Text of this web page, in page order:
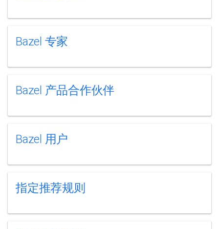
Bazel 专家
Bazel 产品合作伙伴
Bazel 用户
指定推荐规则